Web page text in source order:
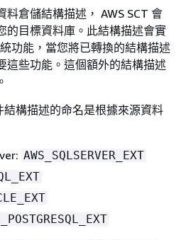
料倉儲結構描述， AWS SCT 會
的目標資料庫。此結構描述會實
功能，當您將已轉換的結構描述
這些功能。這個額外的結構描述
結構描述的命名是根據來源資料
AWS_SQLSERVER_EXT